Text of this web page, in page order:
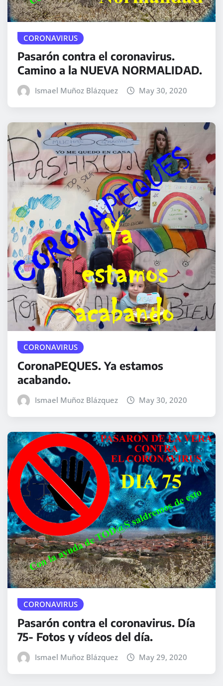
CORONAVIRUS
Pasarón contra el coronavirus.
Camino a la NUEVA NORMALIDAD.
Ismael Muñoz Blázquez May 30, 2020
CORONAVIRUS
CoronaPEQUES. Ya estamos
acabando.
Ismael Muñoz Blázquez May 30, 2020
CORONAVIRUS
Pasarón contra el coronavirus. Día
75- Fotos y vídeos del día.
Ismael Muñoz Blázquez May 29, 2020